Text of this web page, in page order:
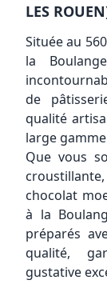
LES
Située au
la
de
qualité
large
Que vous
chocolat
à la
préparés
qualité,
gustative